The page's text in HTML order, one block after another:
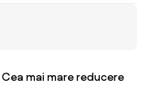
Cea mai mare reducere